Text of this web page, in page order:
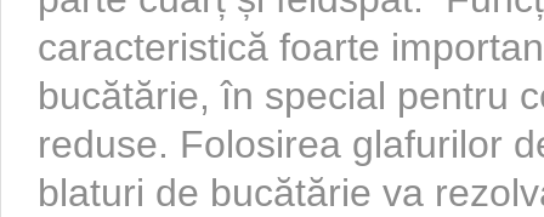
caracteristică foarte
bucătărie, în special pentru
reduse. Folosirea glafurilor
blaturi de bucătărie va